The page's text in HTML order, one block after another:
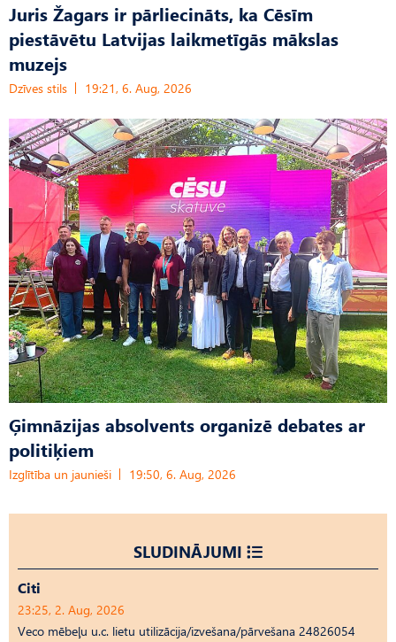
Juris Žagars ir pārliecināts, ka Cēsīm
piestāvētu Latvijas laikmetīgās mākslas
muzejs
Dzīves stils 19:21, 6. Aug, 2026
Ģimnāzijas absolvents organizē debates ar
politiķiem
Izglītība un jaunieši 19:50, 6. Aug, 2026
SLUDINĀJUMI
Citi
23:25, 2. Aug, 2026
Veco mēbeļu u.c. lietu utilizācija/izvešana/pārvešana 24826054